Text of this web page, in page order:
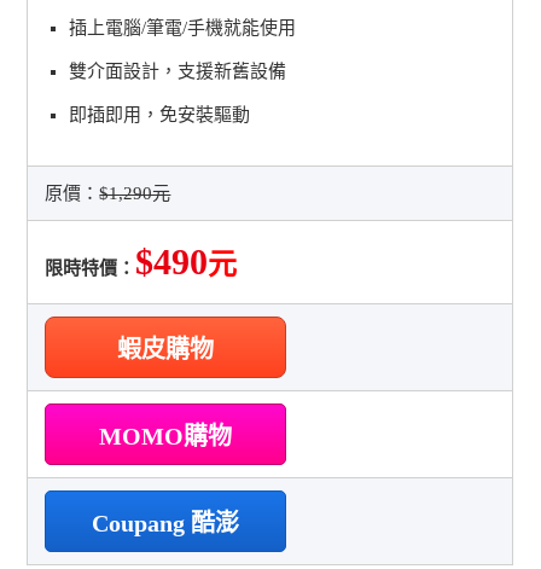
插上電腦/筆電/手機就能使用
雙介面設計，支援新舊設備
即插即用，免安裝驅動
原價：$1,290元
限時特價： $490元
蝦皮購物
MOMO購物
Coupang 酷澎